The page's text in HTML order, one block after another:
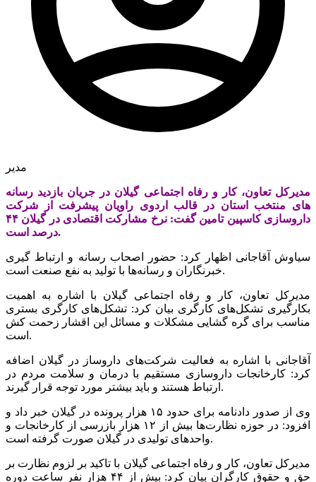
مدیر
مدیرکل تعاون، کار و رفاه اجتماعی گیلان در جریان بازدید رسانه
های منتخب استان در قالب اردوی راویان پیشرفت از شرکت
داروسازی کاسپین تامین گفت: نرخ مشارکت اقتصادی در گیلان ۴۴
درصد است.
سیاوش آقاجانی اظهار کرد: حضور اصحاب رسانه و ارتباط گیری
خبرنگاران و رسانه‌ها با تولید به نفع صنعت است.
مدیرکل تعاون، کار و رفاه اجتماعی گیلان با اشاره به اهمیت
بکارگیری تشکل‌های کارگری بیان کرد: تشکل‌های کارگری بستری
مناسب برای گره گشایی مشکلات و مسائل این اقشار زحمت کش
است.
آقاجانی با اشاره به فعالیت شرکت‌های داروساز در گیلان اضافه
کرد: کارخانجات داروسازی مستقیم با درمان و سلامت مردم در
ارتباط هستند و باید بیشتر مورد توجه قرار گیرند.
وی از صدور دادنامه برای حدود ۱۵ هزار پرونده در گیلان خبر داد و
افزود: در حوزه نظارت‌ها بیش از ۱۲ هزار بازرسی از کارخانجات و
واحدهای تولیدی در گیلان صورت گرفته است.
مدیرکل تعاون، کار و رفاه اجتماعی گیلان با تاکید بر لزوم نظارت بر
حق و حقوق کارگران بیان کرد: بیش از ۴۴ هزار نفر ساعت دوره